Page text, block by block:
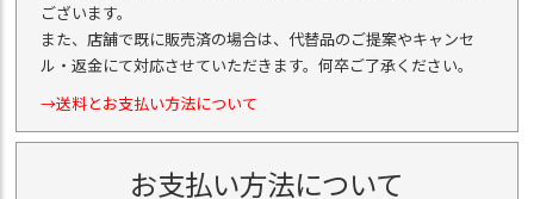
ございます。
また、店舗で既に販売済の場合は、代替品のご提案やキャンセ
ル・返金にて対応させていただきます。何卒ご了承ください。
→送料とお支払い方法について
お支払い方法について